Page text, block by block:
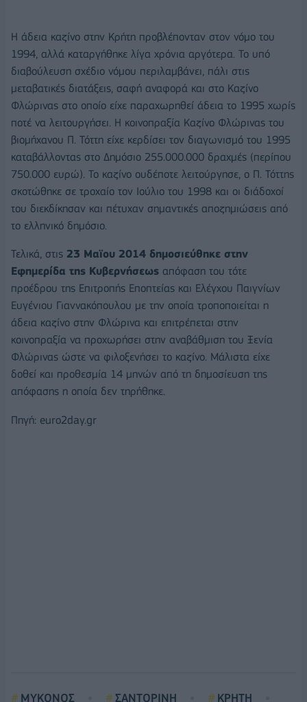
Η άδεια καζίνο στην Κρήτη προβλέπονταν στον νόμο του
1994, αλλά καταργήθηκε λίγα χρόνια αργότερα. Το υπό
διαβούλευση σχέδιο νόμου περιλαμβάνει, πάλι στις
μεταβατικές διατάξεις, σαφή αναφορά και στο Καζίνο
Φλώρινας στο οποίο είχε παραχωρηθεί άδεια το 1995 χωρίς
ποτέ να λειτουργήσει. Η κοινοπραξία Καζίνο Φλώρινας του
βιομήχανου Π. Τόττη είχε κερδίσει τον διαγωνισμό του 1995
καταβάλλοντας στο Δημόσιο 255.000.000 δραχμές (περίπου
750.000 ευρώ). Το καζίνο ουδέποτε λειτούργησε, ο Π. Τόττης
σκοτώθηκε σε τροχαίο τον Ιούλιο του 1998 και οι διάδοχοί
του διεκδίκησαν και πέτυχαν σημαντικές αποζημιώσεις από
το ελληνικό δημόσιο.
Τελικά, στις 23 Μαϊου 2014 δημοσιεύθηκε στην
Εφημερίδα της Κυβερνήσεως απόφαση του τότε
προέδρου της Επιτροπής Εποπτείας και Ελέγχου Παιγνίων
Ευγένιου Γιαννακόπουλου με την οποία τροποποιείται η
άδεια καζίνο στην Φλώρινα και επιτρέπεται στην
κοινοπραξία να προχωρήσει στην αναβάθμιση του Ξενία
Φλώρινας ώστε να φιλοξενήσει το καζίνο. Μάλιστα είχε
δοθεί και προθεσμία 14 μηνών από τη δημοσίευση της
απόφασης η οποία δεν τηρήθηκε.
Πηγή: euro2day.gr
ΜΥΚΟΝΟΣ ΣΑΝΤΟΡΙΝΗ ΚΡΗΤΗ